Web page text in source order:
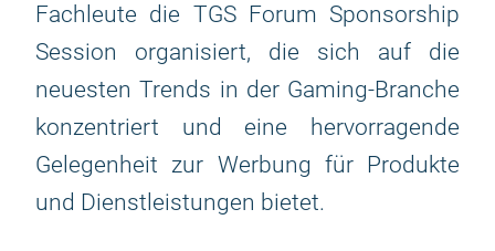
Fachleute die TGS Forum Sponsorship
Session organisiert, die sich auf die
neuesten Trends in der Gaming-Branche
konzentriert und eine hervorragende
Gelegenheit zur Werbung für Produkte
und Dienstleistungen bietet.